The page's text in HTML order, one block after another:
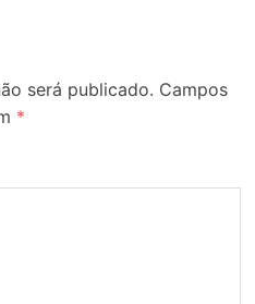
será publicado. Campos
*